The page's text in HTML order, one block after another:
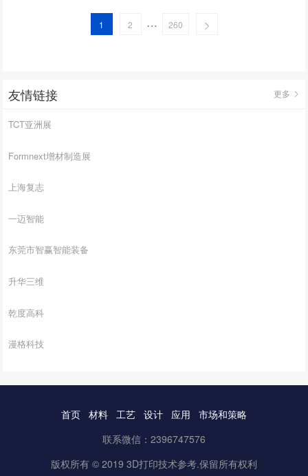
1 2 … 260
友情链接 更多
TCT亚洲展
Formnext增材制造展
上海复志
一迈智能
东莞市智赢智能装备
升华三维
乾度高科
漫格科技
首页 材料 工艺 设计 应用
市场和策略
联系微信：2396747576
版权所有 © 2019 3D打印技术参考.保留所有权利